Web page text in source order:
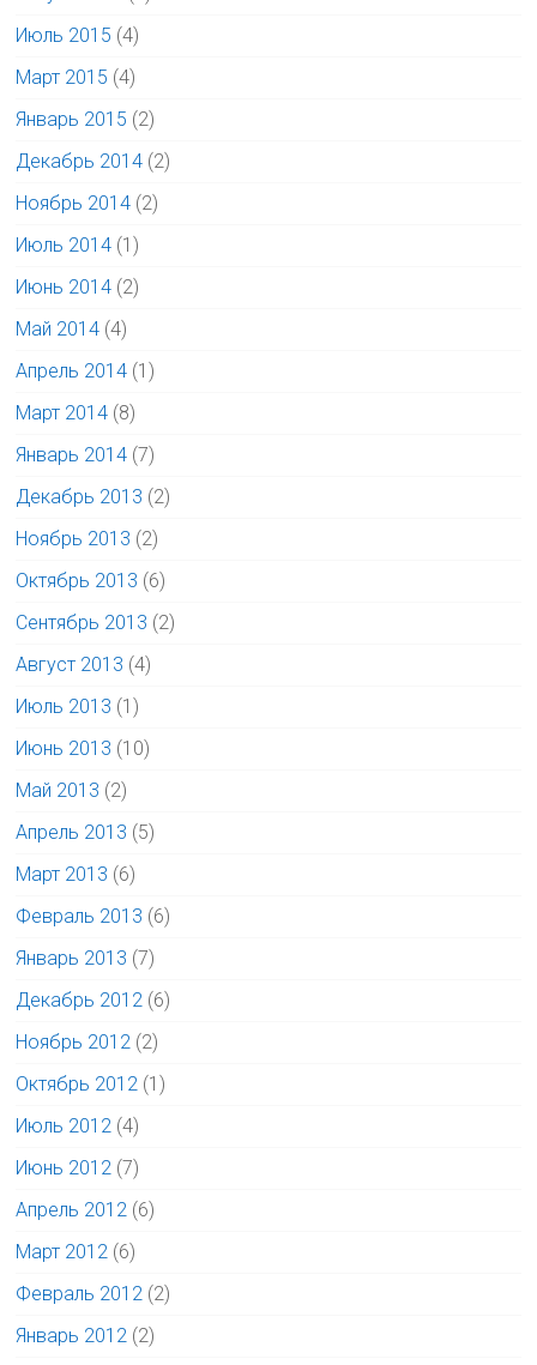
Июль 2015 (4)
Март 2015 (4)
Январь 2015 (2)
Декабрь 2014 (2)
Ноябрь 2014 (2)
Июль 2014 (1)
Июнь 2014 (2)
Май 2014 (4)
Апрель 2014 (1)
Март 2014 (8)
Январь 2014 (7)
Декабрь 2013 (2)
Ноябрь 2013 (2)
Октябрь 2013 (6)
Сентябрь 2013 (2)
Август 2013 (4)
Июль 2013 (1)
Июнь 2013 (10)
Май 2013 (2)
Апрель 2013 (5)
Март 2013 (6)
Февраль 2013 (6)
Январь 2013 (7)
Декабрь 2012 (6)
Ноябрь 2012 (2)
Октябрь 2012 (1)
Июль 2012 (4)
Июнь 2012 (7)
Апрель 2012 (6)
Март 2012 (6)
Февраль 2012 (2)
Январь 2012 (2)